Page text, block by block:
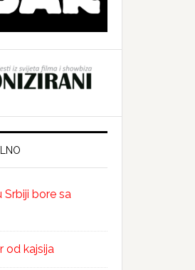
Srbiji bore sa
od kajsija